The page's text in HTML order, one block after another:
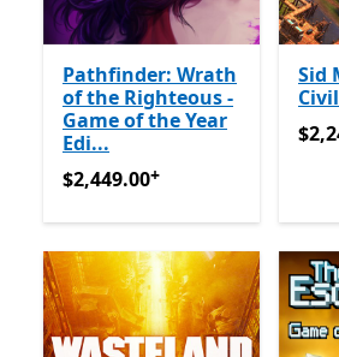
Pathfinder: Wrath
of the Righteous -
Game of the Year
Edi...
$2,449.00अॅप खरेदीमधले ऑफर्स
$2,449.00+
Sid